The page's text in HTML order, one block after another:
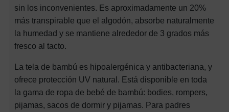
sin los inconvenientes. Es aproximadamente un 20%
más transpirable que el algodón, absorbe naturalmente
la humedad y se mantiene alrededor de 3 grados más
fresco al tacto.
La tela de bambú es hipoalergénica y antibacteriana, y
ofrece protección UV natural. Está disponible en toda
la gama de ropa de bebé de bambú: bodies, rompers,
pijamas, sacos de dormir y pijamas. Para padres